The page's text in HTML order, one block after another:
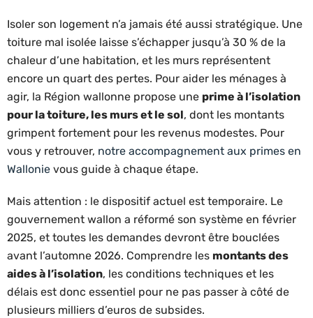
Isoler son logement n’a jamais été aussi stratégique. Une
toiture mal isolée laisse s’échapper jusqu’à 30 % de la
chaleur d’une habitation, et les murs représentent
encore un quart des pertes. Pour aider les ménages à
agir, la Région wallonne propose une prime à l’isolation
pour la toiture, les murs et le sol, dont les montants
grimpent fortement pour les revenus modestes. Pour
vous y retrouver, notre accompagnement aux primes en
Wallonie vous guide à chaque étape.
Mais attention : le dispositif actuel est temporaire. Le
gouvernement wallon a réformé son système en février
2025, et toutes les demandes devront être bouclées
avant l’automne 2026. Comprendre les montants des
aides à l’isolation, les conditions techniques et les
délais est donc essentiel pour ne pas passer à côté de
plusieurs milliers d’euros de subsides.